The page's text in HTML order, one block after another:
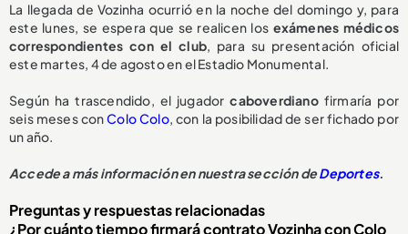
La llegada de Vozinha ocurrió en la noche del domingo y, para
este lunes, se espera que se realicen los exámenes médicos
correspondientes con el club, para su presentación oficial
este martes, 4 de agosto en el Estadio Monumental.
Según ha trascendido, el jugadorcaboverdianofirmaría por
seis meses conColo Colo, con la posibilidad de ser fichado por
un año.
Accede a más información en nuestra sección deDeportes.
Preguntas y respuestas relacionadas
¿Por cuánto tiempo firmará contrato Vozinha con Colo